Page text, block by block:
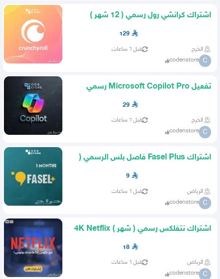
اشتراك كرانشي رول رسمي ( 12 شهر )
129
الخرج قبل ٦ ساعات
C
codenstore
تفعيل Microsoft Copilot Pro رسمي
29
الخرج قبل ٦ ساعات
C
codenstore
اشتراك Fasel Plus فاصل بلس الرسمي (
9
الرياض قبل ٦ ساعات
C
codenstore
اشتراك نتفلكس رسمي ( شهر ) 4K Netflix
18
الرياض قبل ٦ ساعات
C
codenstore